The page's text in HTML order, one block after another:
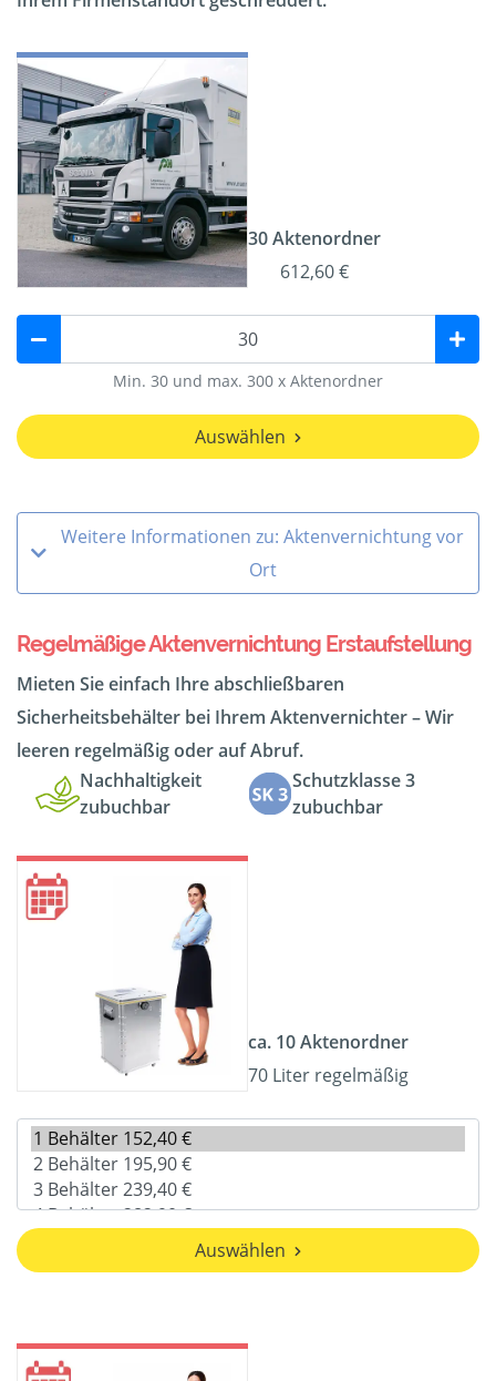
30 Aktenordner
612,60 €
Min. 30 und max. 300 x Aktenordner
Auswählen
Weitere Informationen zu: Aktenvernichtung vor
Ort
Regelmäßige Aktenvernichtung Erstaufstellung
Mieten Sie einfach Ihre abschließbaren
Sicherheitsbehälter bei Ihrem Aktenvernichter – Wir
leeren regelmäßig oder auf Abruf.
Nachhaltigkeit
zubuchbar
Schutzklasse 3
zubuchbar
ca. 10 Aktenordner
70 Liter regelmäßig
Auswählen